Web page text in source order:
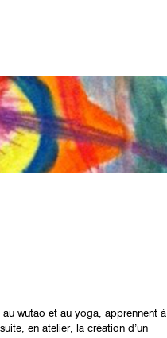
wutao et au yoga, apprennent à
en atelier, la création d’un